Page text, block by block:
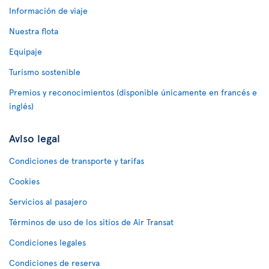
Información de viaje
Nuestra flota
Equipaje
Turismo sostenible
Premios y reconocimientos (disponible únicamente en francés e
inglés)
Aviso legal
Condiciones de transporte y tarifas
Cookies
Servicios al pasajero
Términos de uso de los sitios de Air Transat
Condiciones legales
Condiciones de reserva